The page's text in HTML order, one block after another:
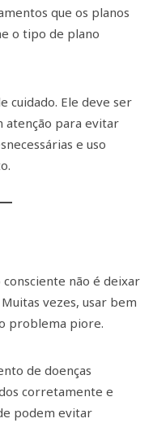
que os planos
o tipo de plano
cuidado. Ele deve ser
atenção para evitar
e uso
não é deixar
vezes, usar bem
problema piore.
de doenças
corretamente e
podem evitar